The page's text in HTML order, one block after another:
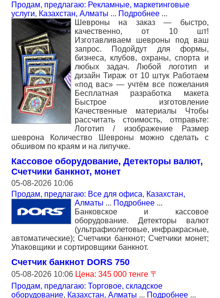
Продам, предлагаю: Рекламные, маркетинговые
услуги, Казахстан, Алматы ... Подробнее ...
Шевроны на заказ — быстро,
качественно, от 10 шт!
Изготавливаем шевроны под ваш
запрос. Подойдут для формы,
бизнеса, клубов, охраны, спорта и
любых задач. Любой логотип и
дизайн Тираж от 10 штук Работаем
«под вас» — учтём все пожелания
Бесплатная разработка макета
Быстрое изготовление
Качественные материалы Чтобы
рассчитать стоимость, отправьте:
Логотип / изображение Размер
шеврона Количество Шевроны можно сделать с
обшивом по краям и на липучке.
Кассовое оборудование, Детекторы валют,
Счетчики банкнот, монет
05-08-2026 10:06
Продам, предлагаю: Все для офиса, Казахстан,
Алматы ... Подробнее ...
Банковское и кассовое
оборудование. Детекторы валют
(ультрафиолетовые, инфракрасные,
автоматические); Счетчики банкнот; Счетчики монет;
Упаковщики и сортировщики банкнот.
Счетчик банкнот DORS 750
05-08-2026 10:06 Цена: 345 000 тенге 〒
Продам, предлагаю: Торговое, складское
оборудование, Казахстан, Алматы ... Подробнее ...